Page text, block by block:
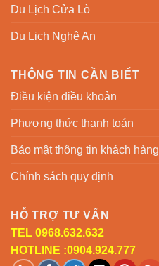
Du Lịch Cửa Lò
Du Lịch Nghệ An
THÔNG TIN CẦN BIẾT
Điều kiện điều khoản
Phương thức thanh toán
Bảo mật thông tin khách hàng
Chính sách quy định
HỖ TRỢ TƯ VẤN
TEL 0968.632.632
HOTLINE :0904.924.777